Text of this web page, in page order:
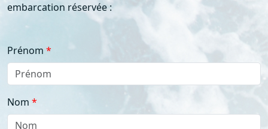
embarcation réservée :
Prénom
Nom